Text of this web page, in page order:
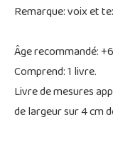
Remarque: voix et
Âge recommandé:
Comprend: 1 livre.
Livre de mesures
de largeur sur 4 cm